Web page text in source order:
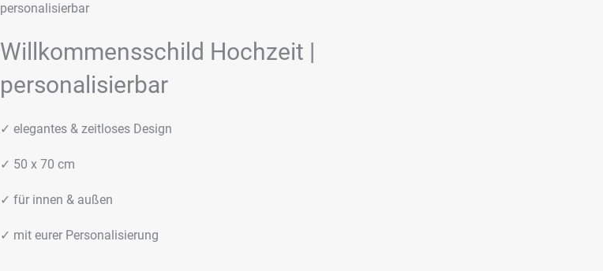
personalisierbar
Willkommensschild Hochzeit |
personalisierbar
✓ elegantes & zeitloses Design
✓ 50 x 70 cm
✓ für innen & außen
✓ mit eurer Personalisierung